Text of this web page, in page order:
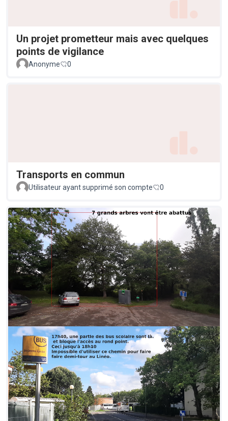
Un projet prometteur mais avec quelques
points de vigilance
Anonyme 0
Transports en commun
Utilisateur ayant supprimé son compte 0